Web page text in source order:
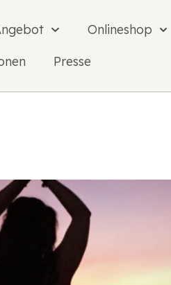
Onlineshop
Presse